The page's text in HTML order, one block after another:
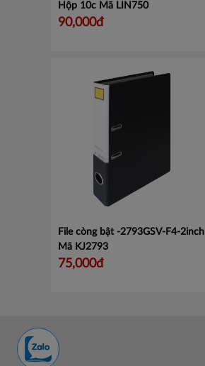
Hộp 10c Mã LIN750
90,000đ
File còng bật -2793GSV-F4-2inch
Mã KJ2793
75,000đ